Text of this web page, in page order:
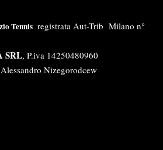
Tennis registrata Aut-Trib Milano n°
SRL, P.iva 14250480960
Nizegorodcew